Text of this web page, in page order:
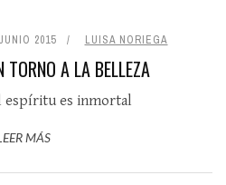
2015 LUISA NORIEGA
TORNO A LA BELLEZA
espíritu es inmortal
MÁS